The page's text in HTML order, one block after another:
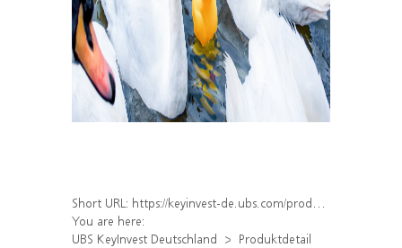
Short URL: https://keyinvest-de.ubs.com/produkt/detail/index/isin/DE000WA6EX34
You are here:
UBS KeyInvest Deutschland
Produktdetail